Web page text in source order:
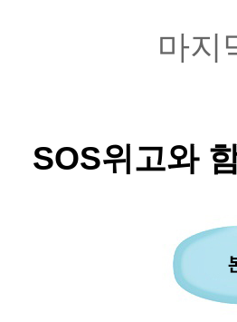
마지
SOS위고와